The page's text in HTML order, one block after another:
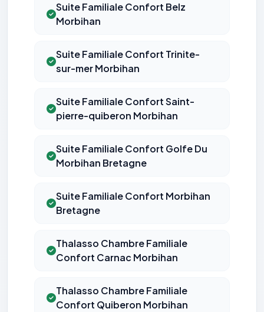
Suite Familiale Confort Belz
Morbihan
Suite Familiale Confort Trinite-
sur-mer Morbihan
Suite Familiale Confort Saint-
pierre-quiberon Morbihan
Suite Familiale Confort Golfe Du
Morbihan Bretagne
Suite Familiale Confort Morbihan
Bretagne
Thalasso Chambre Familiale
Confort Carnac Morbihan
Thalasso Chambre Familiale
Confort Quiberon Morbihan